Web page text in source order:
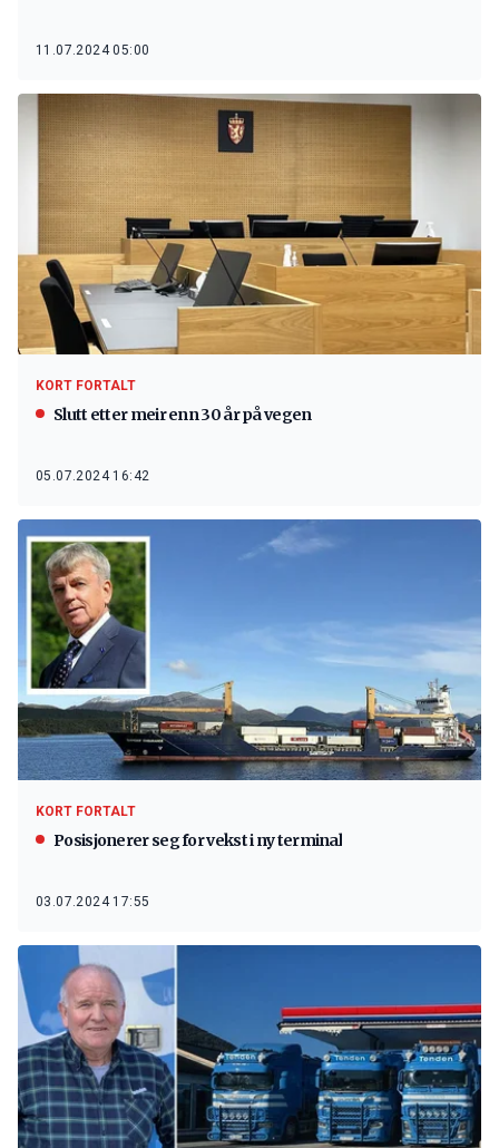
11.07.2024 05:00
KORT FORTALT
Slutt etter meir enn 30 år på vegen
05.07.2024 16:42
KORT FORTALT
Posisjonerer seg for vekst i ny terminal
03.07.2024 17:55